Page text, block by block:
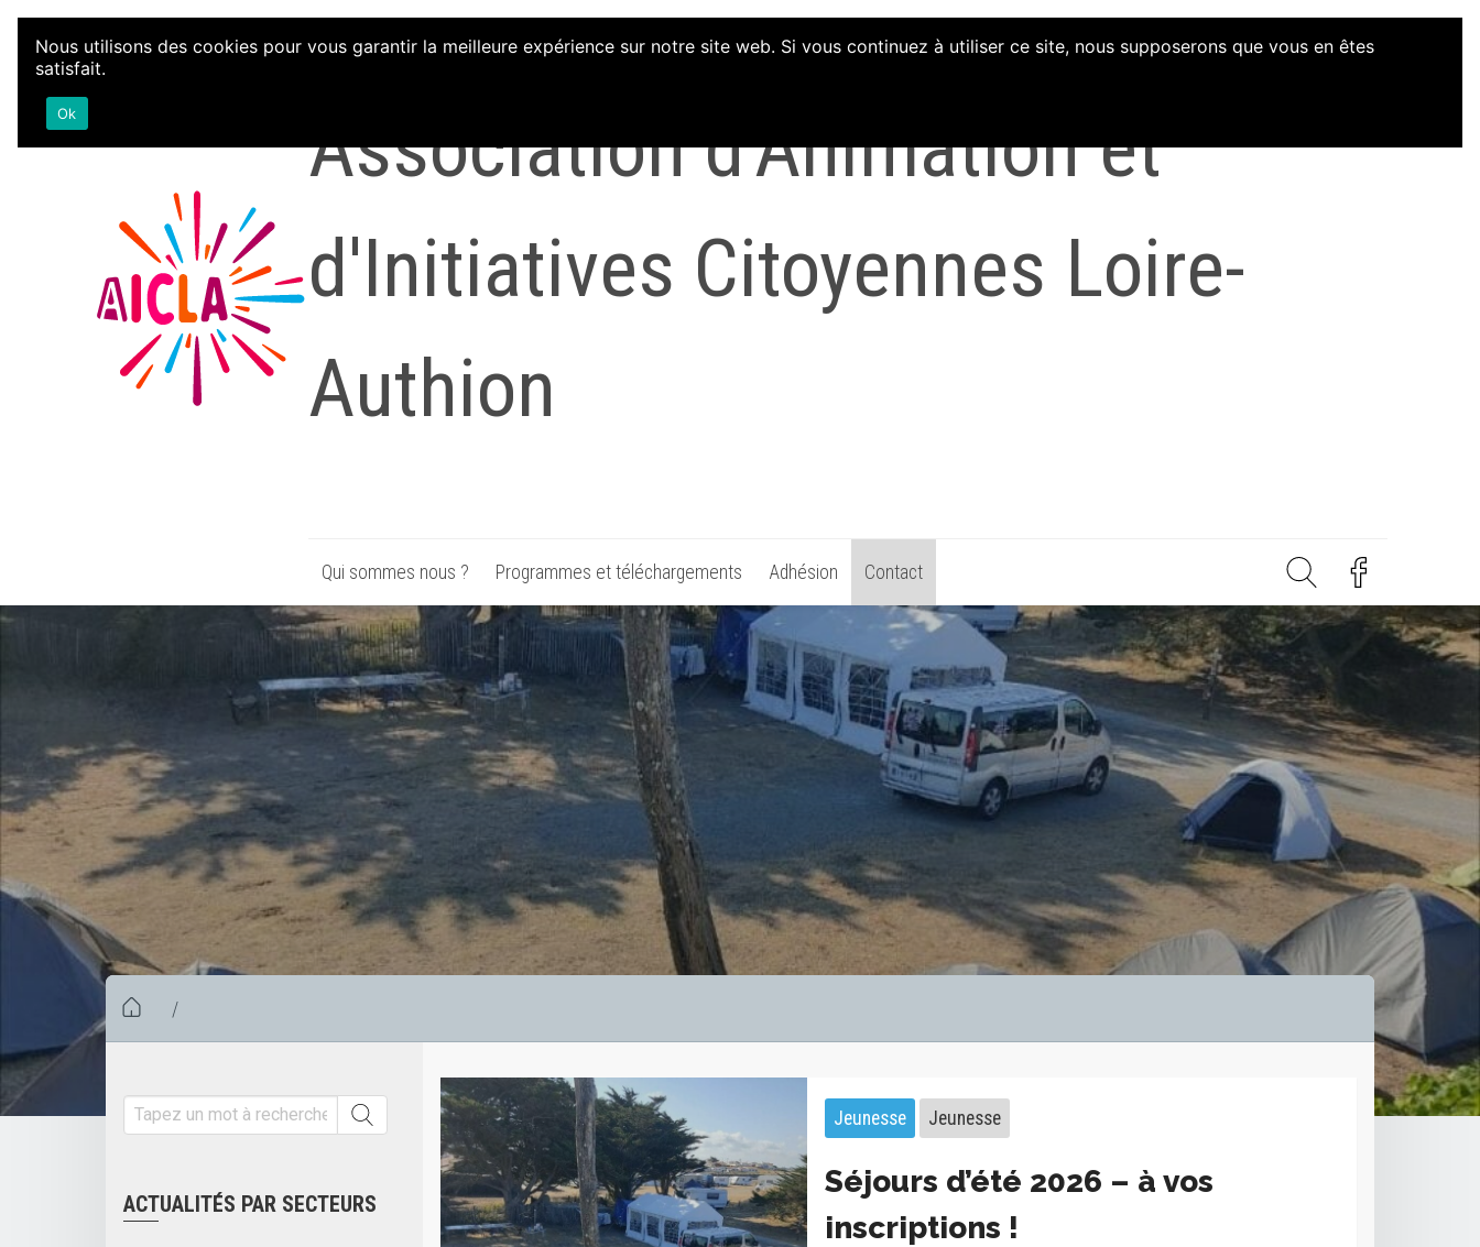
Aller au contenu
Association d'Animation et
d'Initiatives Citoyennes Loire-
Authion
Qui sommes nous ? Programmes et téléchargements Adhésion Contact
/
ACTUALITÉS PAR SECTEURS
Jeunesse Jeunesse
Séjours d’été 2026 – à vos
inscriptions !
Nous utilisons des cookies pour vous garantir la meilleure expérience sur notre site web. Si vous continuez à utiliser ce site, nous supposerons que vous en êtes
satisfait.
Ok